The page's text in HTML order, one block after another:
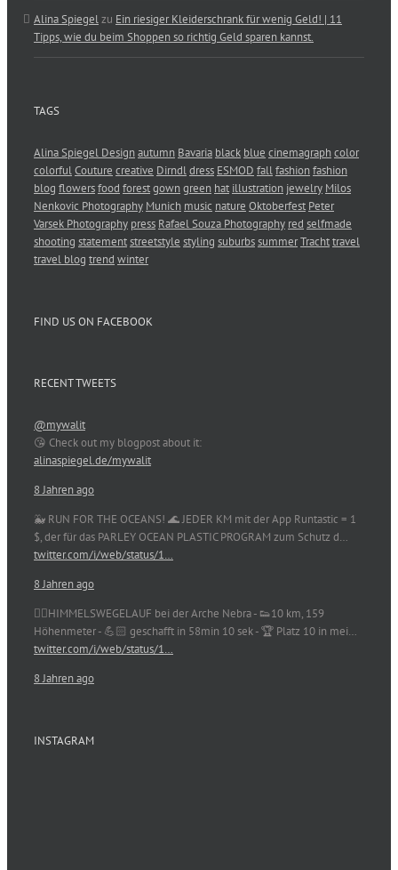
Alina Spiegelzu Ein riesiger Kleiderschrank für wenig Geld! | 11
Tipps, wie du beim Shoppen so richtig Geld sparen kannst.
TAGS
Alina Spiegel Designautumn Bavaria black blue cinemagraphcolor
colorfulCouture creative Dirndldress ESMOD fallfashionfashion
blog flowersfood forestgowngreen hat illustration jewelry Milos
Nenkovic Photography Munich music nature Oktoberfest Peter
Varsek Photography press Rafael Souza Photography red selfmade
shooting statementstreetstyle styling suburbssummerTrachttravel
travel blog trend winter
FIND US ON FACEBOOK
RECENT TWEETS
@mywalit
😘 Check out my blogpost about it:
alinaspiegel.de/mywalit
8 Jahren ago
🐳 RUN FOR THE OCEANS! 🌊 JEDER KM mit der App Runtastic = 1
$, der für das PARLEY OCEAN PLASTIC PROGRAM zum Schutz d…
twitter.com/i/web/status/1…
8 Jahren ago
🏃‍♀️HIMMELSWEGELAUF bei der Arche Nebra - 👟10 km, 159
Höhenmeter - 💪🏻 geschafft in 58min 10 sek - 🏆 Platz 10 in mei…
twitter.com/i/web/status/1…
8 Jahren ago
INSTAGRAM